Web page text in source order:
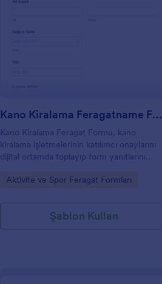
Kano Kiralama Feragatname Formu
Kano Kiralama Feragat Formu, kano
kiralama işletmelerinin katılımcı onaylarını
dijital ortamda toplayıp form yanıtlarını
toplama sürecini hızlandırmasına yardımcı
Go to Category:
Aktivite ve Spor Feragat Formları
Şablon Kullan